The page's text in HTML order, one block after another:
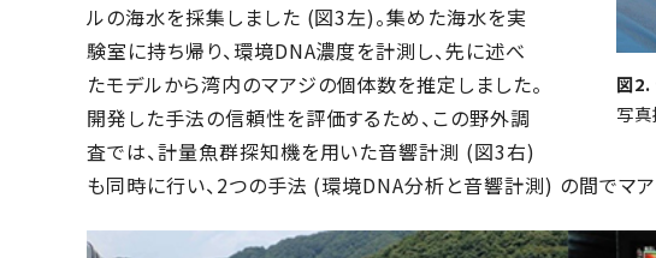
図2.
写真
ルの海水を採集しました (図3左)。集めた海水を実
験室に持ち帰り、環境DNA濃度を計測し、先に述べ
たモデルから湾内のマアジの個体数を推定しました。
開発した手法の信頼性を評価するため、この野外調
査では、計量魚群探知機を用いた音響計測 (図3右)
も同時に行い、2つの手法 (環境DNA分析と音響計測) の間でマ